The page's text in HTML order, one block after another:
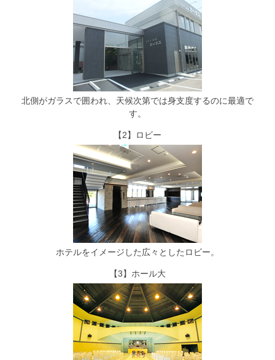
北側がガラスで囲われ、天候次第では身支度するのに最適で
す。
【2】ロビー
ホテルをイメージした広々としたロビー。
【3】ホール大